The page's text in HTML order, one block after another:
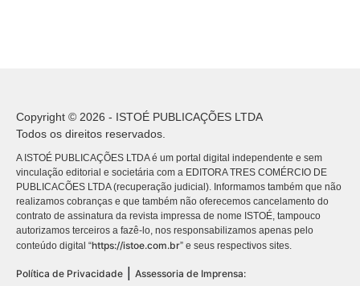
Copyright © 2026 - ISTOÉ PUBLICAÇÕES LTDA
Todos os direitos reservados.
A ISTOÉ PUBLICAÇÕES LTDA é um portal digital independente e sem
vinculação editorial e societária com a EDITORA TRES COMÉRCIO DE
PUBLICACÕES LTDA (recuperação judicial). Informamos também que não
realizamos cobranças e que também não oferecemos cancelamento do
contrato de assinatura da revista impressa de nome ISTOÉ, tampouco
autorizamos terceiros a fazê-lo, nos responsabilizamos apenas pelo
conteúdo digital “https://istoe.com.br” e seus respectivos sites.
Política de Privacidade
Assessoria de Imprensa: